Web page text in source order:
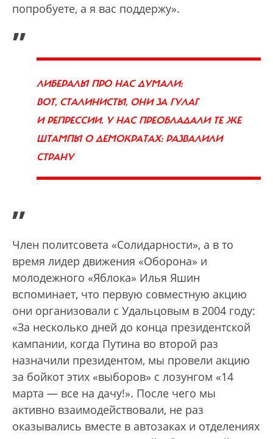
попробуете, а я вас поддержу».
„
ЛИБЕРАЛЫ ПРО НАС ДУМАЛИ:
ВОТ, СТАЛИНИСТЫ, ОНИ ЗА ГУЛАГ
И РЕПРЕССИИ. У НАС ПРЕОБЛАДАЛИ ТЕ ЖЕ
ШТАМПЫ О ДЕМОКРАТАХ: РАЗВАЛИЛИ
СТРАНУ
”
Член политсовета «Солидарности», а в то
время лидер движения «Оборона» и
молодежного «Яблока» Илья Яшин
вспоминает, что первую совместную акцию
они организовали с Удальцовым в 2004 году:
«За несколько дней до конца президентской
кампании, когда Путина во второй раз
назначили президентом, мы провели акцию
за бойкот этих «выборов» с лозунгом «14
марта — все на дачу!». После чего мы
активно взаимодействовали, не раз
оказывались вместе в автозаках и отделениях